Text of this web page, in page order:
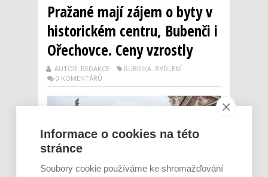
Pražané mají zájem o byty v
historickém centru, Bubenči i
Ořechovce. Ceny vzrostly
AUTOR: REDAKCE
RUBRIKA: BYDLENÍ
0 KOMENTÁŘŮ
Informace o cookies na této
stránce
Soubory cookie používáme ke shromažďování